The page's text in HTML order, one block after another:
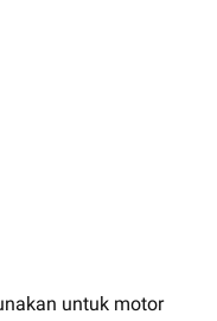
untuk motor